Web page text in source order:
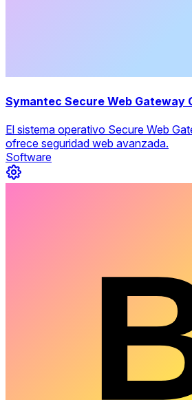
Symantec Secure Web Gateway
El sistema operativo Secure Web
ofrece seguridad web avanzada.
Software